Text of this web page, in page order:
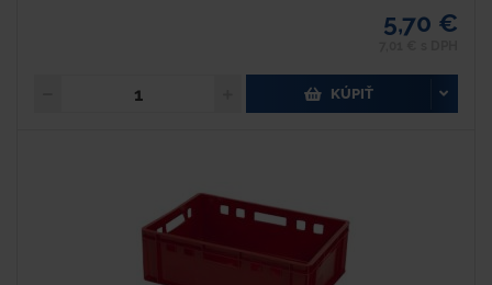
5,70 €
KÚPIŤ